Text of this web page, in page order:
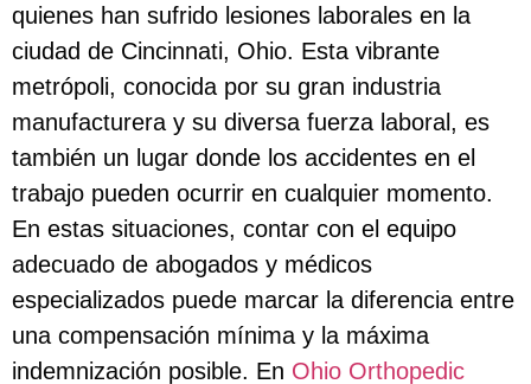
quienes han sufrido lesiones laborales en la
ciudad de Cincinnati, Ohio. Esta vibrante
metrópoli, conocida por su gran industria
manufacturera y su diversa fuerza laboral, es
también un lugar donde los accidentes en el
trabajo pueden ocurrir en cualquier momento.
En estas situaciones, contar con el equipo
adecuado de abogados y médicos
especializados puede marcar la diferencia entre
una compensación mínima y la máxima
indemnización posible. En Ohio Orthopedic